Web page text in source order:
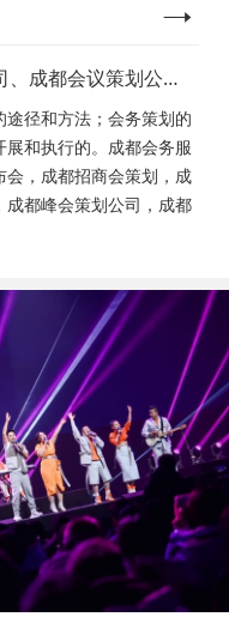
、成都会议策划公
产品发布会策划、成
划、成都订货会策
谢会策划、成都高峰
都会议活动策划
径和方法；会务策划的
和执行的。成都会务服
，成都招商会策划，成
都峰会策划公司，成都